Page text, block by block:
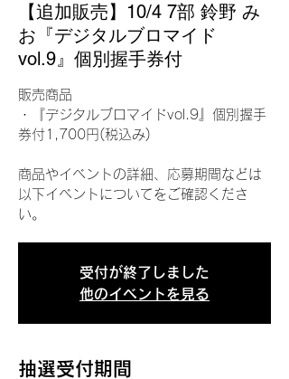
【追加販売】10/4 7部 鈴野 み
お『デジタルブロマイド
vol.9』個別握手券付
販売商品
・『デジタルブロマイドvol.9』個別握手
券付1,700円(税込み)
商品やイベントの詳細、応募期間などは
以下イベントについてをご確認くださ
い。
受付が終了しました
他のイベントを見る
抽選受付期間